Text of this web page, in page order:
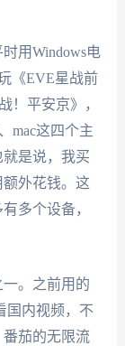
用Windows电
《EVE星战前
！平安京》，
mac这四个主
是说，我买
外花钱。这
多个设备，
。之前用的
国内视频，不
茄的无限流